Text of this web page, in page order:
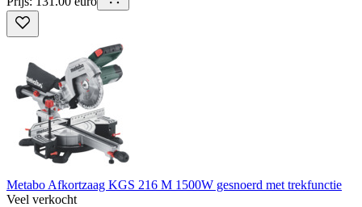
Metabo Afkortzaag KGS 216 M 1500W gesnoerd met trekfunctie
Veel verkocht